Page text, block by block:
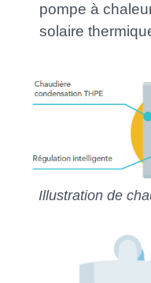
pompe à
solaire
Illustration de